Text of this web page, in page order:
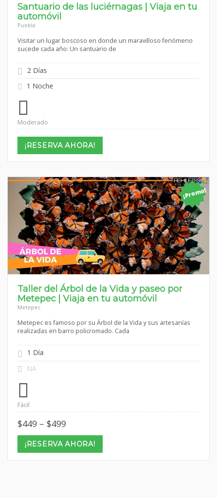
Santuario de las luciérnagas | Viaja en tu
automóvil
Puebla
Visitar un lugar boscoso en donde un maravilloso fenómeno
sucede cada año: Un santuario de
2 Días
1 Noche
Moderado
¡RESERVA AHORA!
¡Promo!
Taller del Árbol de la Vida y paseo por
Metepec | Viaja en tu automóvil
Metepec
Metepec es famoso por su Árbol de la Vida y sus artesanías
realizadas en barro policromado. Cada
1 Día
NA
Fácil
$449 – $499Price
$449
through
$499
¡RESERVA AHORA!